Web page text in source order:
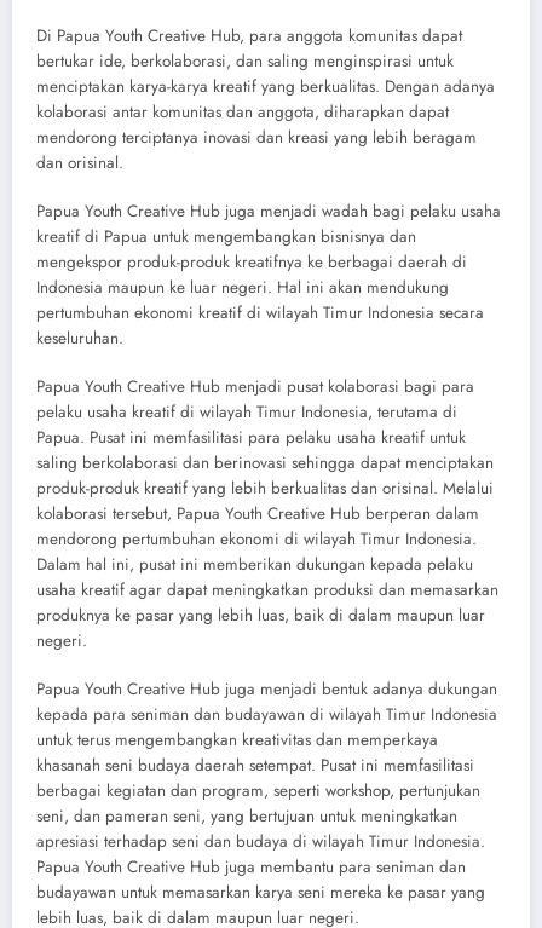
Di Papua Youth Creative Hub, para anggota komunitas dapat
bertukar ide, berkolaborasi, dan saling menginspirasi untuk
menciptakan karya-karya kreatif yang berkualitas. Dengan adanya
kolaborasi antar komunitas dan anggota, diharapkan dapat
mendorong terciptanya inovasi dan kreasi yang lebih beragam
dan orisinal.
Papua Youth Creative Hub juga menjadi wadah bagi pelaku usaha
kreatif di Papua untuk mengembangkan bisnisnya dan
mengekspor produk-produk kreatifnya ke berbagai daerah di
Indonesia maupun ke luar negeri. Hal ini akan mendukung
pertumbuhan ekonomi kreatif di wilayah Timur Indonesia secara
keseluruhan.
Papua Youth Creative Hub menjadi pusat kolaborasi bagi para
pelaku usaha kreatif di wilayah Timur Indonesia, terutama di
Papua. Pusat ini memfasilitasi para pelaku usaha kreatif untuk
saling berkolaborasi dan berinovasi sehingga dapat menciptakan
produk-produk kreatif yang lebih berkualitas dan orisinal. Melalui
kolaborasi tersebut, Papua Youth Creative Hub berperan dalam
mendorong pertumbuhan ekonomi di wilayah Timur Indonesia.
Dalam hal ini, pusat ini memberikan dukungan kepada pelaku
usaha kreatif agar dapat meningkatkan produksi dan memasarkan
produknya ke pasar yang lebih luas, baik di dalam maupun luar
negeri.
Papua Youth Creative Hub juga menjadi bentuk adanya dukungan
kepada para seniman dan budayawan di wilayah Timur Indonesia
untuk terus mengembangkan kreativitas dan memperkaya
khasanah seni budaya daerah setempat. Pusat ini memfasilitasi
berbagai kegiatan dan program, seperti workshop, pertunjukan
seni, dan pameran seni, yang bertujuan untuk meningkatkan
apresiasi terhadap seni dan budaya di wilayah Timur Indonesia.
Papua Youth Creative Hub juga membantu para seniman dan
budayawan untuk memasarkan karya seni mereka ke pasar yang
lebih luas, baik di dalam maupun luar negeri.